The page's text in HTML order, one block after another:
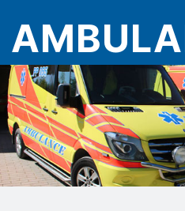
content